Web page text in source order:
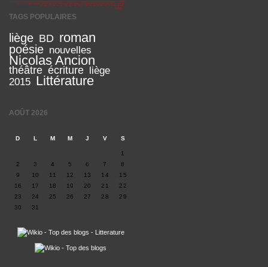
TAGS POPULAIRES
liège BD roman
poésie nouvelles
Nicolas Ancion
théâtre écriture liège
2015 Littérature
AOÛT 2026
D L M M J V S
1
2
3 4 5 6 7
8
9
10 11 12 13 14
15
16
17 18 19 20 21
22
23
24 25 26 27 28
29
30
31